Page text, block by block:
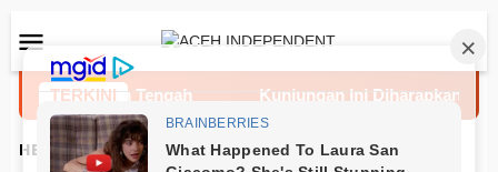
ke
kontenMobile
TERKINI
Tinjau Aceh Tengah Kunjungan Ini Diharapkan
HEADLINES